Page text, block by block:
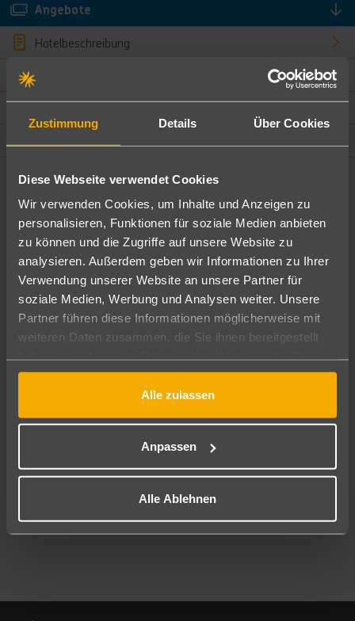
Zustimmung Details Über Cookies
Diese Webseite verwendet Cookies
Wir verwenden Cookies, um Inhalte und Anzeigen zu
personalisieren, Funktionen für soziale Medien anbieten
zu können und die Zugriffe auf unsere Website zu
analysieren. Außerdem geben wir Informationen zu Ihrer
Verwendung unserer Website an unsere Partner für
soziale Medien, Werbung und Analysen weiter. Unsere
Partner führen diese Informationen möglicherweise mit
weiteren Daten zusammen, die Sie ihnen bereitgestellt
gesammelt haben.
Alle zulassen
Anpassen
Alle Ablehnen
Angebote
Hotelbeschreibung
Bewertungen
Ändere die Kriterien nach deinen Wünschen
Pauschal Nur Hotel
Abflughafen
Alle Abflughäfen
10.08.26–08.08.27 7-21 Nächte
Mehr Filter anzeigen